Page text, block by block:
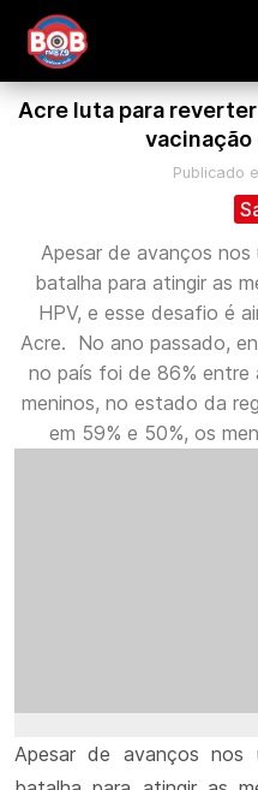
Acre luta para
vacinação
Publicado
Apesar de avanços nos
batalha para atingir as
HPV, e esse desafio é
Acre. No ano passado,
no país foi de 86% entre
meninos, no estado da
em 59% e 50%, os
Apesar de avanços nos